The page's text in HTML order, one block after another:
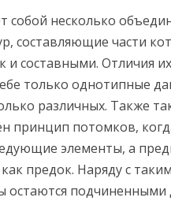
собой несколько
составляющие части
и составными. Отличия
только однотипные
различных. Также
принцип потомков,
элементы, а
предок. Наряду с
подчиненными